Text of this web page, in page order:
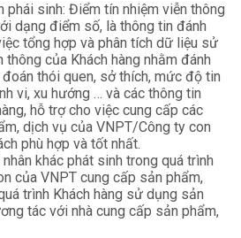
phái sinh: Điểm tín nhiệm viễn thông
dạng điểm số, là thông tin đánh
tổng hợp và phân tích dữ liệu sử
của Khách hàng nhằm đánh
thói quen, sở thích, mức độ tin
vi, xu hướng … và các thông tin
hỗ trợ cho việc cung cấp các
dịch vụ của VNPT/Công ty con
phù hợp và tốt nhất.
khác phát sinh trong quá trình
của VNPT cung cấp sản phẩm,
trình Khách hàng sử dụng sản
tác với nhà cung cấp sản phẩm,